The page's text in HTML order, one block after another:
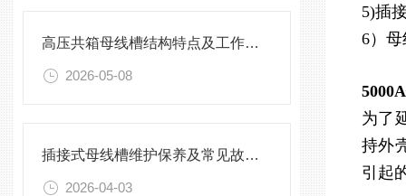
高压共箱母线槽结构特点及工作原理
2026-05-08
插接式母线槽维护保养及常见故障处理指南
2026-04-03
5)插
6）
为了
持外
引起